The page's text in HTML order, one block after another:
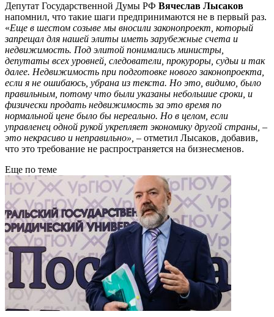
Депутат Государственной Думы РФ Вячеслав Лысаков
напомнил, что такие шаги предпринимаются не в первый раз.
«Еще в шестом созыве мы вносили законопроект, который
запрещал для нашей элиты иметь зарубежные счета и
недвижимость. Под элитой понимались министры,
депутаты всех уровней, следователи, прокуроры, судьи и так
далее. Недвижимость при подготовке нового законопроекта,
если я не ошибаюсь, убрана из текста. Но это, видимо, было
правильным, потому что были указаны небольшие сроки, и
физически продать недвижимость за это время по
нормальной цене было бы нереально. Но в целом, если
управленец одной рукой укрепляет экономику другой страны, –
это некрасиво и неправильно», – отметил Лысаков, добавив,
что это требование не распространяется на бизнесменов.
Еще по теме